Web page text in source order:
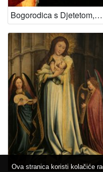
Bogorodica s Djetetom, svetim Ivanom Krstiteljem i anđelom
Ova stranica koristi kolačiće